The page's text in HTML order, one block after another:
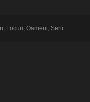
Locuri ,Oameni Serii